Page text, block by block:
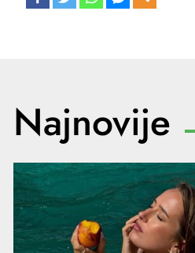
Najnovije